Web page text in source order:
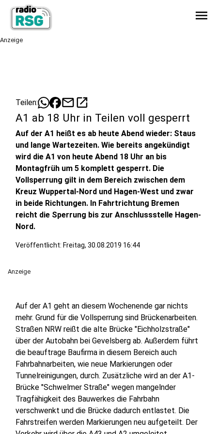
menu
Anzeige
Teilen: mailopen_in_new
A1 ab 18 Uhr in Teilen voll gesperrt
Auf der A1 heißt es ab heute Abend wieder: Staus
und lange Wartezeiten. Wie bereits angekündigt
wird die A1 von heute Abend 18 Uhr an bis
Montagfrüh um 5 komplett gesperrt. Die
Vollsperrung gilt in dem Bereich zwischen dem
Kreuz Wuppertal-Nord und Hagen-West und zwar
in beide Richtungen. In Fahrtrichtung Bremen
reicht die Sperrung bis zur Anschlussstelle Hagen-
Nord.
Veröffentlicht: Freitag, 30.08.2019 16:44
Anzeige
Auf der A1 geht an diesem Wochenende gar nichts
mehr. Grund für die Vollsperrung sind Brückenarbeiten.
Straßen NRW reißt die alte Brücke "Eichholzstraße"
über der Autobahn bei Gevelsberg ab. Außerdem führt
die beauftrage Baufirma in diesem Bereich auch
Fahrbahnarbeiten, wie neue Markierungen oder
Tunnelreinigungen, durch. Zusätzliche wird an der A1-
Brücke "Schwelmer Straße" wegen mangelnder
Tragfähigkeit des Bauwerkes die Fahrbahn
verschwenkt und die Brücke dadurch entlastet. Die
Fahrstreifen werden Markierungen neu aufgeteilt. Der